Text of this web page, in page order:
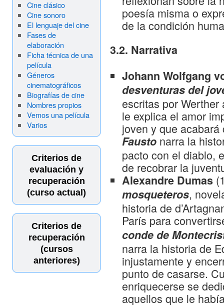
Cine clásico
Cine sonoro
El lenguaje del cine
Fases de
elaboración
Ficha técnica de una
película
Géneros
cinematográficos
Biografías de cine
Nombres propios
Vemos una película
Varios
Criterios de
evaluación y
recuperación
(curso actual)
Criterios de
recuperación
(cursos
anteriores)
poesía misma o
de la condición
3.2. Narrativa
Johann Wolfgang
desventuras del
escritas por
le explica el amor
joven y que
Fausto narra la
pacto con el diablo,
de recobrar la
Alexandre Dumas
mosqueteros,
historia de
París para
conde de
narra la historia de
injustamente y
punto de casarse.
enriquecerse se
aquellos que le